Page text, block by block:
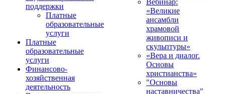
поддержки
Платные
образовательные
услуги
Платные
образовательные
услуги
Финансово-
хозяйственная
деятельность
Вебинар:
«Великие
ансамбли
храмовой
живописи и
скульптуры»
«Вера и диалог.
Основы
христианства»
"Основы
наставничества"